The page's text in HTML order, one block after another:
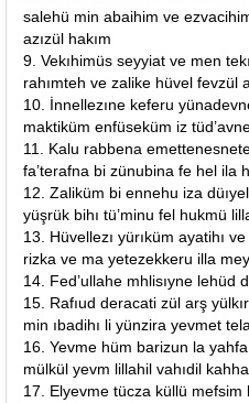
salehü min abaihim ve
azızül hakım
9. Vekıhimüs seyyiat ve men
rahımteh ve zalike hüvel fevzül
10. İnnellezıne keferu
maktiküm enfüseküm iz
11. Kalu rabbena
fa’terafna bi zünubina fe hel ila
12. Zaliküm bi ennehu iza
yüşrük bihı tü’minu fel hukmü
13. Hüvellezı yürıküm ayatihı
rizka ve ma yetezekkeru illa
14. Fed’ullahe mhlisıyne lehüd
15. Rafıud deracati zül arş
min ıbadihı li yünzira yevmet
16. Yevme hüm barizun la
mülkül yevm lillahil vahıdil
17. Elyevme tücza küllü